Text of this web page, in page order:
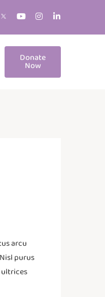
Donate
Now
arcu
Nisl purus
ultrices